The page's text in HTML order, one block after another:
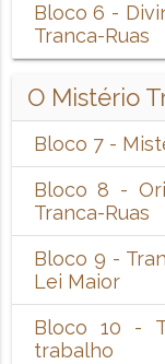
Bloco 6 -
Tranca-Ruas
O Mistério
Bloco 7 -
Bloco 8 -
Tranca-Ruas
Bloco 9 -
Lei Maior
Bloco 10 -
trabalho